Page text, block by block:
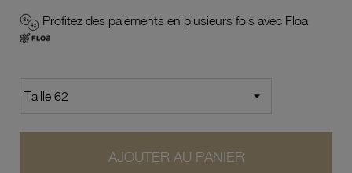
Profitez des paiements en plusieurs fois avec Floa
AJOUTER AU PANIER